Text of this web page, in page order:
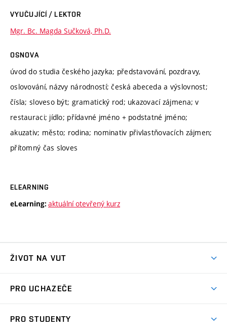
VYUČUJÍCÍ / LEKTOR
Mgr. Bc. Magda Sučková, Ph.D.
OSNOVA
úvod do studia českého jazyka; představování, pozdravy,
oslovování, názvy národností; česká abeceda a výslovnost;
čísla; sloveso být; gramatický rod; ukazovací zájmena; v
restauraci; jídlo; přídavné jméno + podstatné jméno;
akuzativ; město; rodina; nominativ přivlastňovacích zájmen;
přítomný čas sloves
ELEARNING
eLearning: aktuální otevřený kurz
ŽIVOT NA VUT
Koleje
PRO UCHAZEČE
PRO STUDENTY